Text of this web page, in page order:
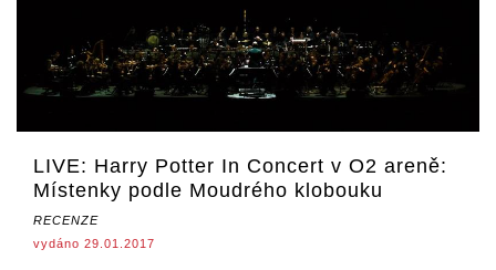
LIVE: Harry Potter In Concert v O2 areně:
Místenky podle Moudrého klobouku
RECENZE
vydáno 29.01.2017